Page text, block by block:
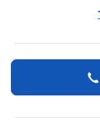
Merk